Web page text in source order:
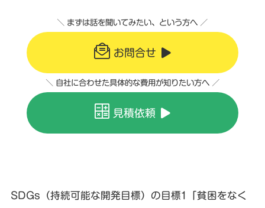
＼ まずは話を聞いてみたい、という方へ ／
お問合せ
＼ 自社に合わせた具体的な費用が知りたい方へ ／
見積依頼
SDGs（持続可能な開発目標）の目標1「貧困をなく